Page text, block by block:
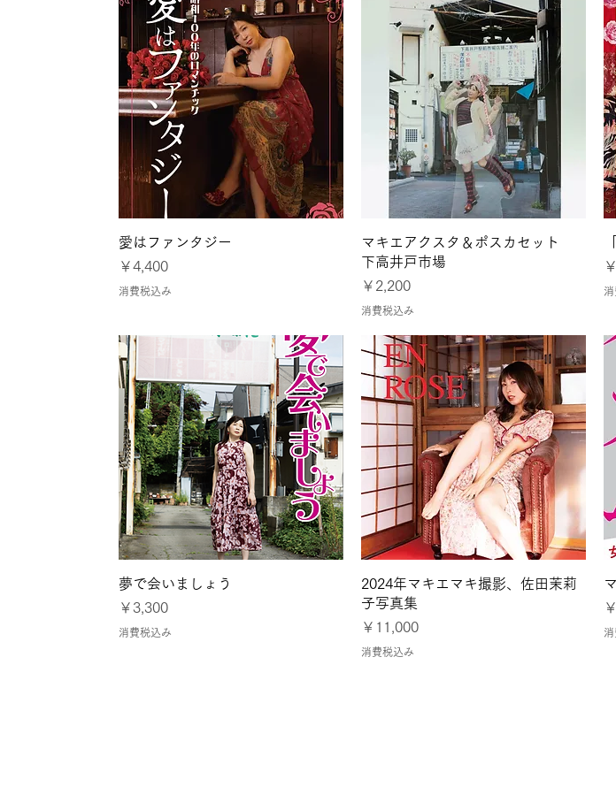
クイックビュー
愛はファンタジー
価格
￥4,400
消費税込み
クイックビュー
マキエアクスタ＆ポスカセット
下高井戸市場
価格
￥2,200
消費税込み
クイックビュー
夢で会いましょう
価格
￥3,300
消費税込み
クイックビュー
2024年マキエマキ撮影、佐田茉莉
子写真集
価格
￥11,000
消費税込み